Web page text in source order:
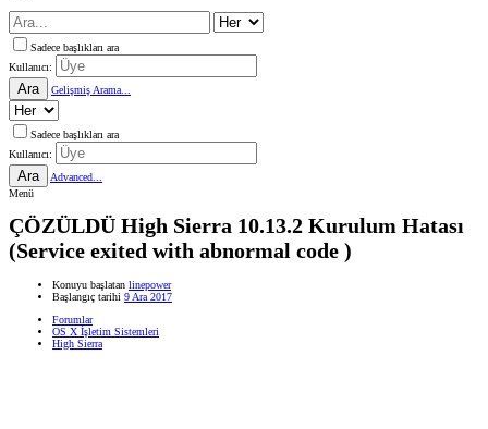
Sadece başlıkları ara
Kullanıcı:
Ara Gelişmiş Arama...
Sadece başlıkları ara
Kullanıcı:
Ara
Advanced...
Menü
ÇÖZÜLDÜ High Sierra 10.13.2 Kurulum Hatası
(Service exited with abnormal code )
Konuyu başlatan linepower
Başlangıç tarihi 9 Ara 2017
Forumlar
OS X İşletim Sistemleri
High Sierra